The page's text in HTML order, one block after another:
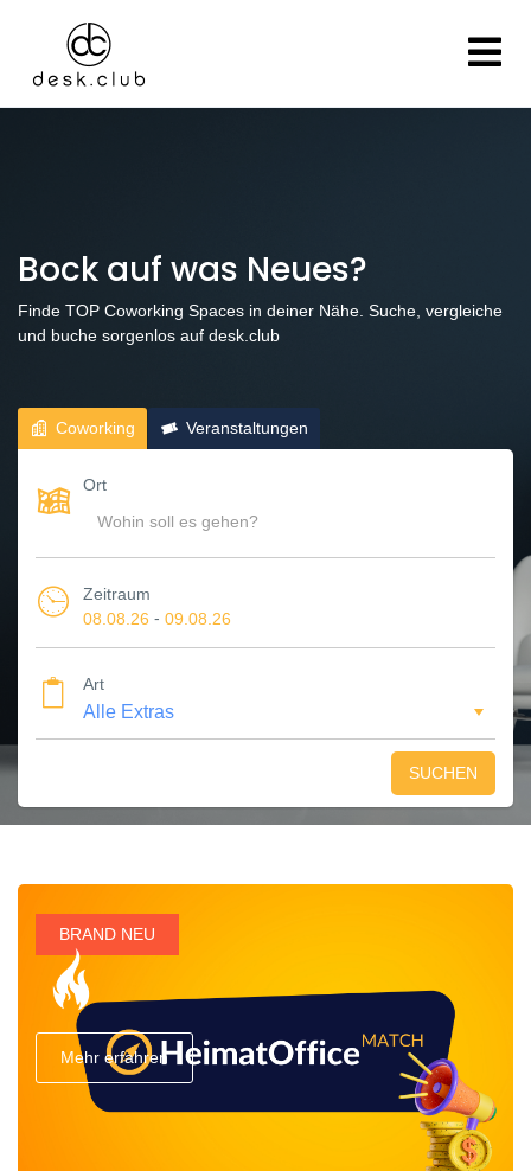
Bock auf was Neues?
Finde TOP Coworking Spaces in deiner Nähe. Suche, vergleiche
und buche sorgenlos auf desk.club
Coworking Veranstaltungen
Ort
Zeitraum
08.08.26 - 09.08.26
Art
SUCHEN
BRAND NEU
Mehr erfahren